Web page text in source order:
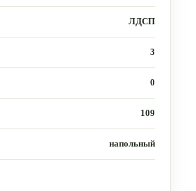
ЛДСП
3
0
109
напольный